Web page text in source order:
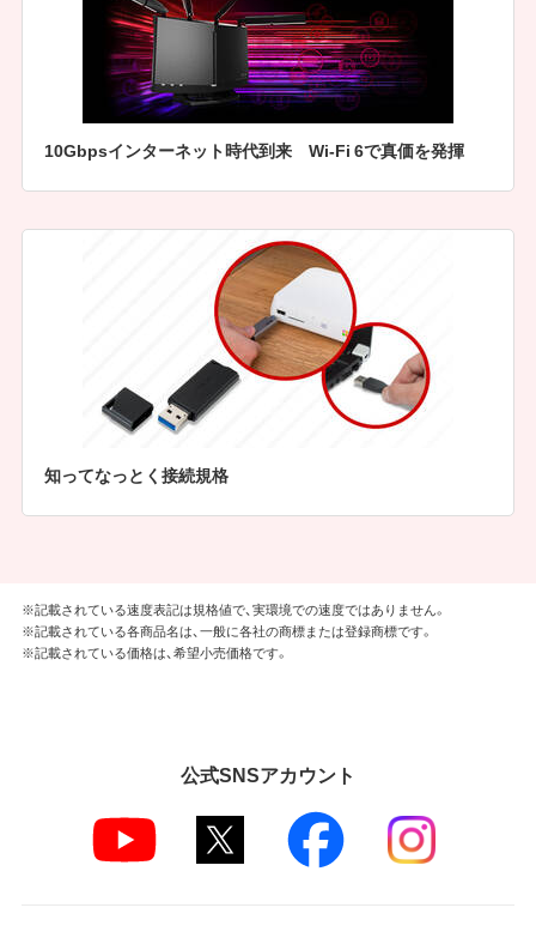
10Gbpsインターネット時代到来 Wi-Fi 6で真価を発揮
知ってなっとく接続規格
※記載されている速度表記は規格値で、実環境での速度ではありません。
※記載されている各商品名は、一般に各社の商標または登録商標です。
※記載されている価格は、希望小売価格です。
公式SNSアカウント